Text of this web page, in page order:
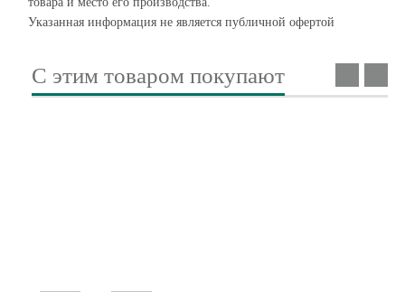
Указанная информация не является публичной офертой
С этим товаром покупают